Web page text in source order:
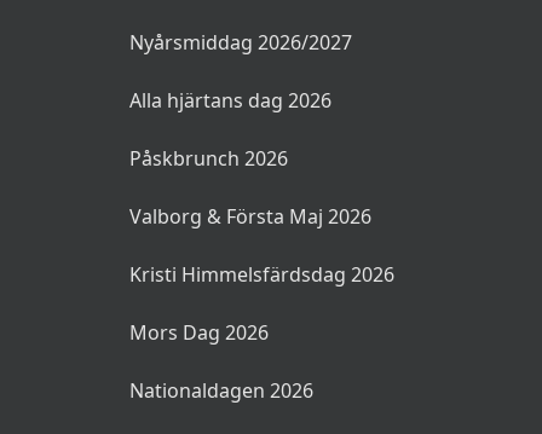
Nyårsmiddag 2026/2027
Alla hjärtans dag 2026
Påskbrunch 2026
Valborg & Första Maj 2026
Kristi Himmelsfärdsdag 2026
Mors Dag 2026
Nationaldagen 2026